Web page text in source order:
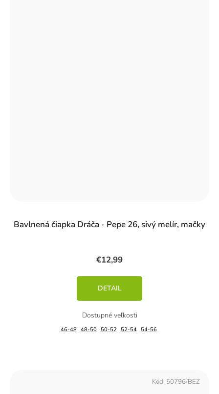
Bavlnená čiapka Dráča - Pepe 26, sivý melír, mačky
€12,99
DETAIL
46-48 48-50 50-52 52-54 54-56
Kód: 50796/BEZ